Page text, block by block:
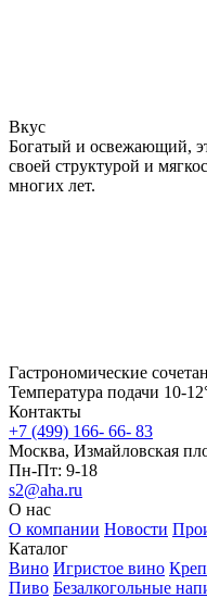
Вкус
Богатый и освежающий,
своей структурой и
многих лет.
Гастрономические
Температура подачи 10-
Контакты
+7 (499) 166- 66- 83
Москва, Измайловская
Пн-Пт: 9-18
s2@aha.ru
О нас
О компании Новости
Каталог
Вино Игристое вино
Пиво Безалкогольные